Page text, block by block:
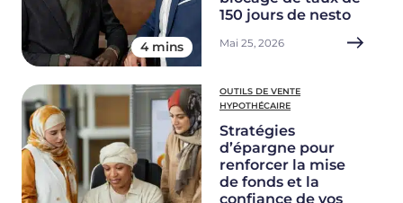
4 mins
150 jours de nesto
Mai 25, 2026
OUTILS DE VENTE
HYPOTHÉCAIRE
Stratégies
d’épargne pour
renforcer la mise
de fonds et la
confiance de vos